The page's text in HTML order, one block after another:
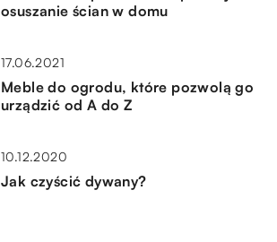
osuszanie ścian w domu
17.06.2021
Meble do ogrodu, które pozwolą go
urządzić od A do Z
10.12.2020
Jak czyścić dywany?